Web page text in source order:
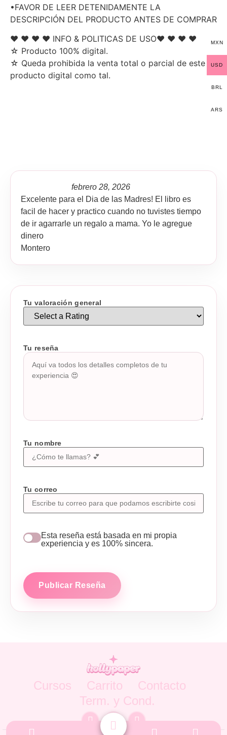
•FAVOR DE LEER DETENIDAMENTE LA
DESCRIPCIÓN DEL PRODUCTO ANTES DE COMPRAR
♥ ♥ ♥ ♥ INFO & POLITICAS DE USO♥ ♥ ♥ ♥
☆ Producto 100% digital.
☆ Queda prohibida la venta total o parcial de este
producto digital como tal.
febrero 28, 2026
Excelente para el Dia de las Madres! El libro es
facil de hacer y practico cuando no tuvistes tiempo
de ir agarrarle un regalo a mama. Yo le agregue
dinero
Montero
Tu valoración general
Tu reseña
Tu nombre
Tu correo
Esta reseña está basada en mi propia
experiencia y es 100% sincera.
Publicar Reseña
Cursos Carrito
Contacto
Term. y Cond.
MXN
USD
BRL
ARS